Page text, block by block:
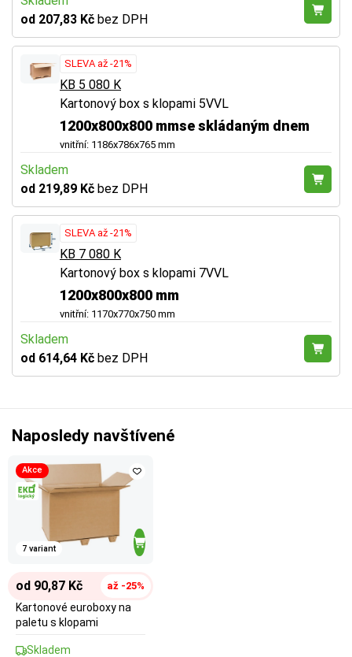
od 207,83 Kč bez DPH
SLEVA až -21%
KB 5 080 K
Kartonový box s klopami 5VVL
1200x800x800 mmse skládaným dnem
vnitřní: 1186x786x765 mm
Skladem
od 219,89 Kč bez DPH
SLEVA až -21%
KB 7 080 K
Kartonový box s klopami 7VVL
1200x800x800 mm
vnitřní: 1170x770x750 mm
Skladem
od 614,64 Kč bez DPH
Naposledy navštívené
Akce
7 variant
od 90,87 Kč až -25%
Kartonové euroboxy na
paletu s klopami
Skladem